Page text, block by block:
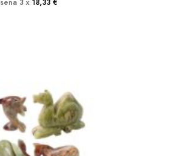
3 x 18,33 €